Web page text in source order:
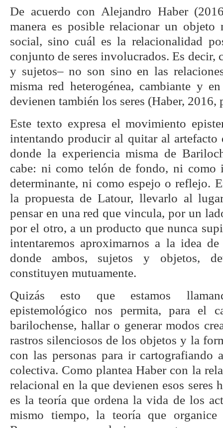
De acuerdo con Alejandro Haber
manera es posible relacionar un objeto
social, sino cuál es la relacionalidad
conjunto de seres involucrados. Es decir,
y sujetos– no son sino en las
misma red heterogénea, cambiante y
devienen también los seres (Haber, 2016,
Este texto expresa el movimiento
intentando producir al quitar al artefacto
donde la experiencia misma de
cabe: ni como telón de fondo, ni como
determinante, ni como espejo o reflejo.
la propuesta de Latour, llevarlo al
pensar en una red que vincula, por un
por el otro, a un producto que nunca
intentaremos aproximarnos a la idea
donde ambos, sujetos y objetos,
constituyen mutuamente.
Quizás esto que estamos
epistemológico nos permita, para el
barilochense, hallar o generar modos
rastros silenciosos de los objetos y la
con las personas para ir cartografiando
colectiva. Como plantea Haber con la
relacional en la que devienen esos seres
es la teoría que ordena la vida de los
mismo tiempo, la teoría que organice